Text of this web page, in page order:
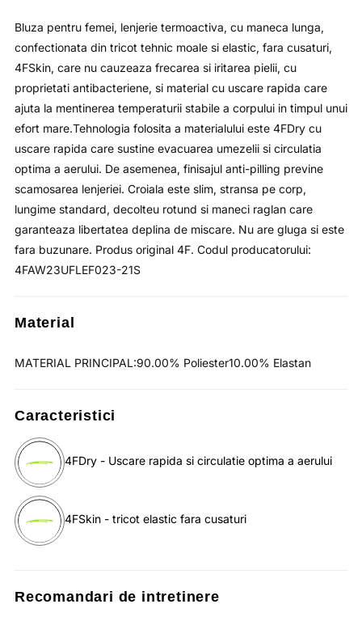
Bluza pentru femei, lenjerie termoactiva, cu maneca lunga,
confectionata din tricot tehnic moale si elastic, fara cusaturi,
4FSkin, care nu cauzeaza frecarea si iritarea pielii, cu
proprietati antibacteriene, si material cu uscare rapida care
ajuta la mentinerea temperaturii stabile a corpului in timpul unui
efort mare.Tehnologia folosita a materialului este 4FDry cu
uscare rapida care sustine evacuarea umezelii si circulatia
optima a aerului. De asemenea, finisajul anti-pilling previne
scamosarea lenjeriei. Croiala este slim, stransa pe corp,
lungime standard, decolteu rotund si maneci raglan care
garanteaza libertatea deplina de miscare. Nu are gluga si este
fara buzunare. Produs original 4F. Codul producatorului:
4FAW23UFLEF023-21S
Material
MATERIAL PRINCIPAL:90.00% Poliester10.00% Elastan
Caracteristici
4FDry - Uscare rapida si circulatie optima a aerului
4FSkin - tricot elastic fara cusaturi
Recomandari de intretinere